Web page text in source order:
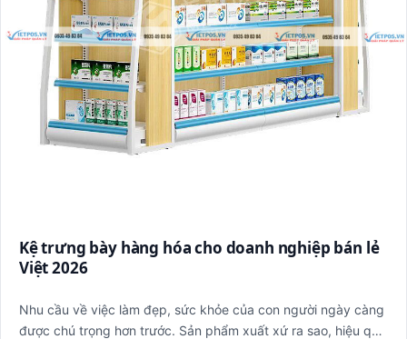
Kệ trưng bày hàng hóa cho doanh nghiệp bán lẻ
Việt 2026
Nhu cầu về việc làm đẹp, sức khỏe của con người ngày càng
được chú trọng hơn trước. Sản phẩm xuất xứ ra sao, hiệu quả